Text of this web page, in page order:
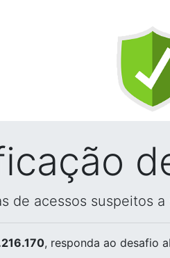
de acessos suspeitos
, responda ao desafio